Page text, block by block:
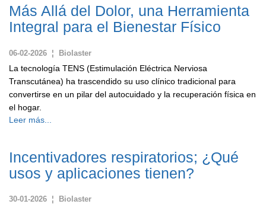
Más Allá del Dolor, una Herramienta
Integral para el Bienestar Físico
06-02-2026 ¦ Biolaster
La tecnología TENS (Estimulación Eléctrica Nerviosa
Transcutánea) ha trascendido su uso clínico tradicional para
convertirse en un pilar del autocuidado y la recuperación física en
el hogar.
Leer más...
Incentivadores respiratorios; ¿Qué
usos y aplicaciones tienen?
30-01-2026 ¦ Biolaster